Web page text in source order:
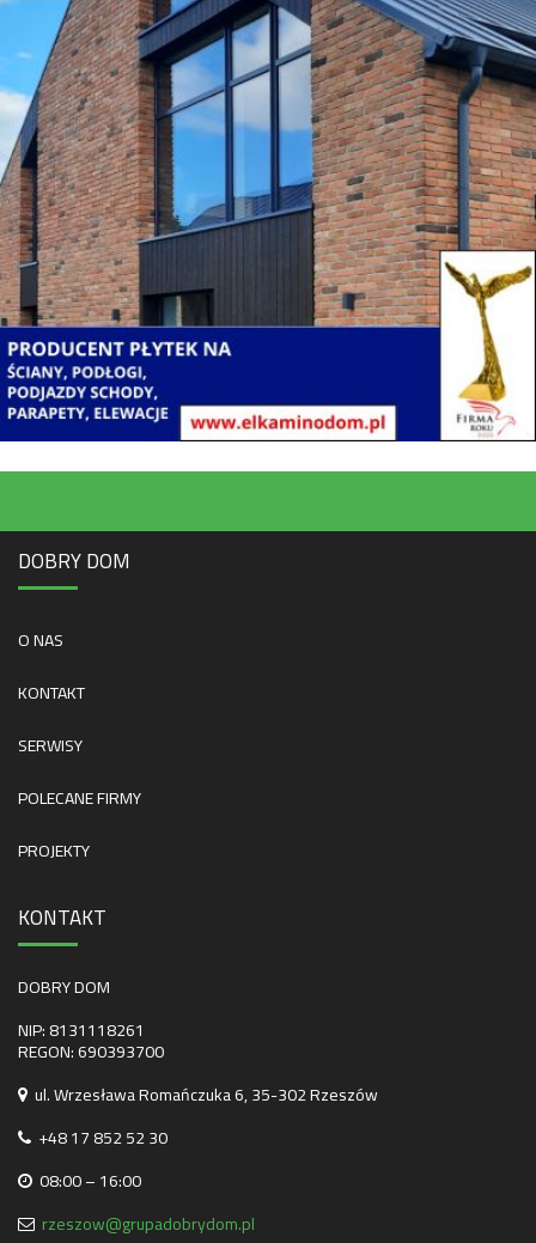
DOBRY DOM
O NAS
KONTAKT
SERWISY
POLECANE FIRMY
PROJEKTY
KONTAKT
DOBRY DOM
NIP: 8131118261
REGON: 690393700
ul. Wrzesława Romańczuka 6, 35-302 Rzeszów
+48 17 852 52 30
08:00 – 16:00
rzeszow@grupadobrydom.pl